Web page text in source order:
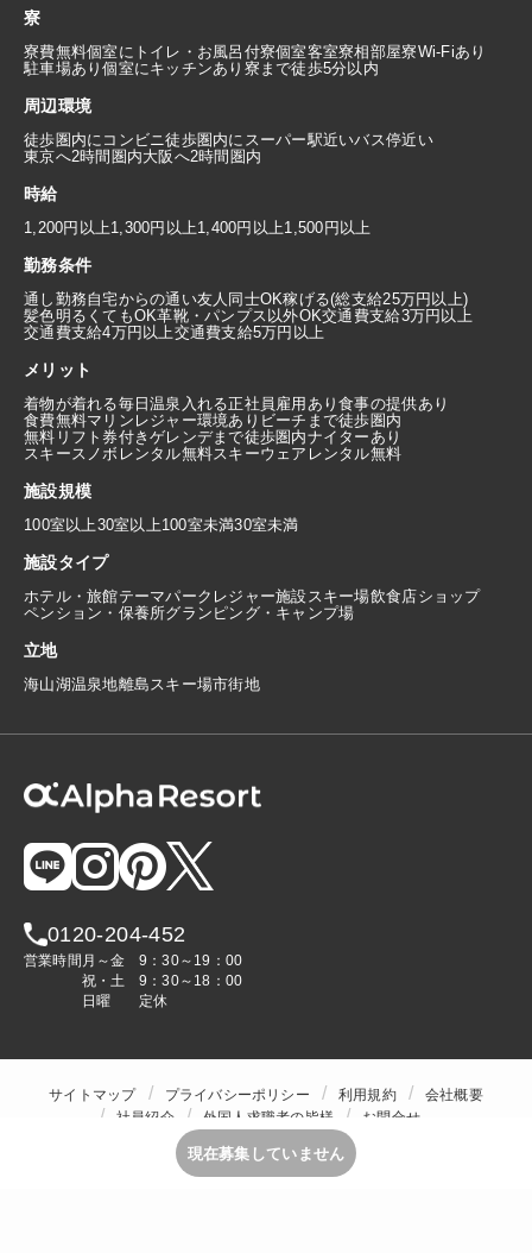
寮
寮費無料個室にトイレ・お風呂付寮個室客室寮相部屋寮Wi-Fiあり
駐車場あり個室にキッチンあり 寮まで徒歩5分以内
周辺環境
徒歩圏内にコンビニ徒歩圏内にスーパー駅近いバス停近い
東京へ2時間圏内大阪へ2時間圏内
時給
1,200円以上1,300円以上1,400円以上1,500円以上
勤務条件
通し勤務自宅からの通い友人同士OK稼げる(総支給25万円以上)
髪色明るくてもOK革靴・パンプス以外OK交通費支給3万円以上
交通費支給4万円以上交通費支給5万円以上
メリット
着物が着れる毎日温泉入れる正社員雇用あり食事の提供あり
食費無料マリンレジャー環境あり ビーチまで徒歩圏内
無料リフト券付きゲレンデまで徒歩圏内ナイターあり
スキースノボレンタル無料スキーウェアレンタル無料
施設規模
100室以上30室以上100室未満30室未満
施設タイプ
ホテル・旅館テーマパーク レジャー施設 スキー場飲食店ショップ
ペンション・保養所グランピング・キャンプ場
立地
海山湖温泉地離島 スキー場市街地
0120-204-452
営業時間 月～金
9：30～19：00
祝・土
9：30～18：00
日曜
定休
サイトマップ プライバシーポリシー 利用規約
会社概要
社員紹介
外国人求職者の皆様
お問合せ
現在募集していません